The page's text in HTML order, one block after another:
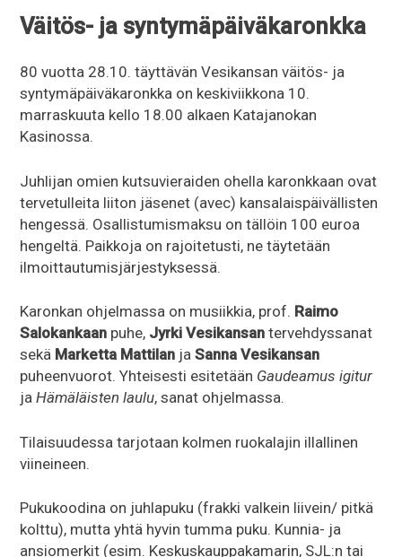
Väitös- ja syntymäpäiväkaronkka
80 vuotta 28.10. täyttävän Vesikansan väitös- ja
syntymäpäiväkaronkka on keskiviikkona 10.
marraskuuta kello 18.00 alkaen Katajanokan
Kasinossa.
Juhlijan omien kutsuvieraiden ohella karonkkaan ovat
tervetulleita liiton jäsenet (avec) kansalaispäivällisten
hengessä. Osallistumismaksu on tällöin 100 euroa
hengeltä. Paikkoja on rajoitetusti, ne täytetään
ilmoittautumisjärjestyksessä.
Karonkan ohjelmassa on musiikkia, prof. Raimo
Salokankaan puhe, Jyrki Vesikansan tervehdyssanat
sekä Marketta Mattilan jaSanna Vesikansan
puheenvuorot. Yhteisesti esitetään Gaudeamus igitur
jaHämäläisten laulu, sanat ohjelmassa.
Tilaisuudessa tarjotaan kolmen ruokalajin illallinen
viineineen.
Pukukoodina on juhlapuku (frakki valkein liivein/ pitkä
kolttu), mutta yhtä hyvin tumma puku. Kunnia- ja
ansiomerkit (esim. Keskuskauppakamarin, SJL:n tai